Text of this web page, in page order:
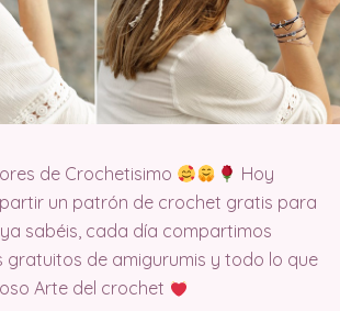
de Crochetisimo
Hoy
un patrón de crochet gratis para
sabéis, cada día compartimos
gratuitos de amigurumis y todo lo que
Arte del crochet